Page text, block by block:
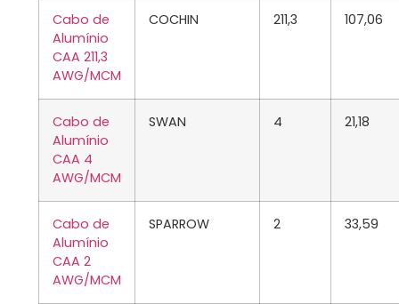
Cabo de
Alumínio
CAA 211,3
AWG/MCM
COCHIN 211,3 107,06
Cabo de
Alumínio
CAA 4
AWG/MCM
SWAN 4 21,18
Cabo de
Alumínio
CAA 2
AWG/MCM
SPARROW 2 33,59